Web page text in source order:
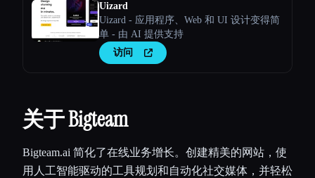
Uizard
Uizard - 应用程序、Web 和 UI 设计变得简
单 - 由 AI 提供支持
访问
关于 Bigteam
Bigteam.ai 简化了在线业务增长。创建精美的网站，使
用人工智能驱动的工具规划和自动化社交媒体，并轻松